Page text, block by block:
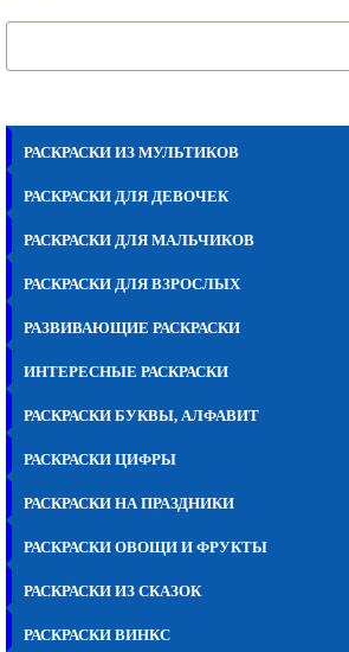
РАСКРАСКИ ИЗ МУЛЬТИКОВ
РАСКРАСКИ ДЛЯ ДЕВОЧЕК
РАСКРАСКИ ДЛЯ МАЛЬЧИКОВ
РАСКРАСКИ ДЛЯ ВЗРОСЛЫХ
РАЗВИВАЮЩИЕ РАСКРАСКИ
ИНТЕРЕСНЫЕ РАСКРАСКИ
РАСКРАСКИ БУКВЫ, АЛФАВИТ
РАСКРАСКИ ЦИФРЫ
РАСКРАСКИ НА ПРАЗДНИКИ
РАСКРАСКИ ОВОЩИ И ФРУКТЫ
РАСКРАСКИ ИЗ СКАЗОК
РАСКРАСКИ ВИНКС